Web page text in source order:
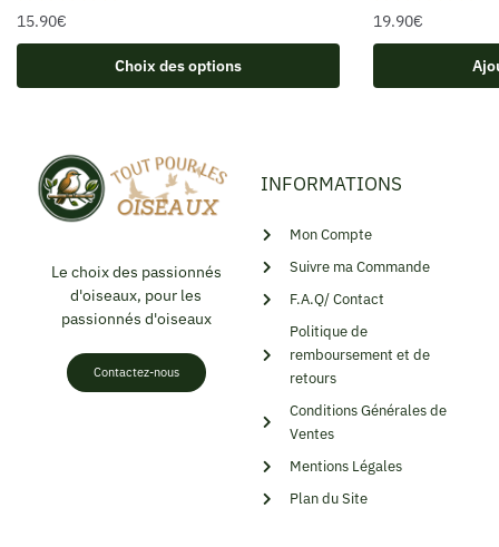
15.90€
Choix des options
19.90€
Le choix des passionnés
d'oiseaux, pour les
passionnés d'oiseaux
Contactez-nous
INFORMATIONS
Mon Compte
Suivre ma Commande
F.A.Q/ Contact
Politique de
remboursement et de
retours
Conditions Générales de
Ventes
Mentions Légales
Plan du Site